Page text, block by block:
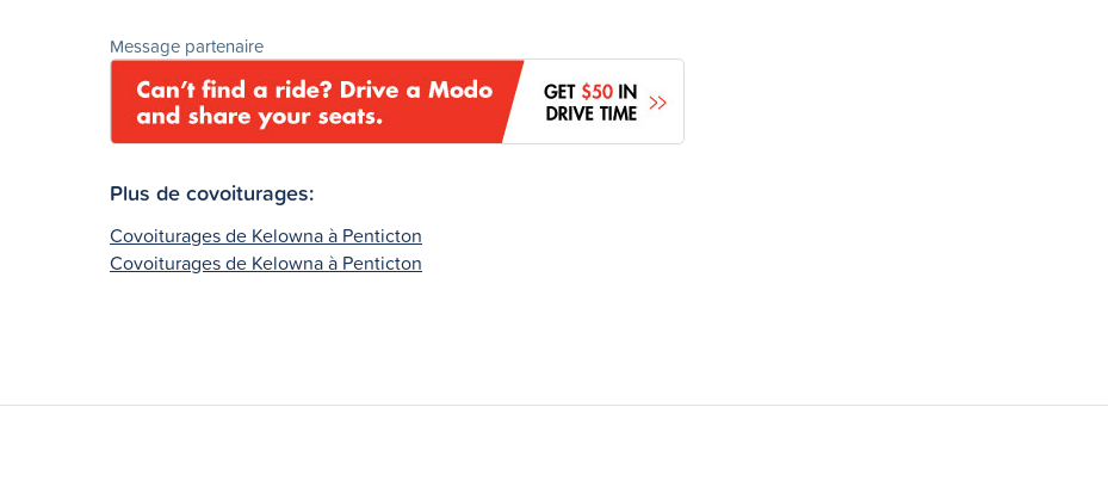
Message partenaire
Plus de covoiturages:
Covoiturages de Kelowna à Penticton
Covoiturages de Kelowna à Penticton